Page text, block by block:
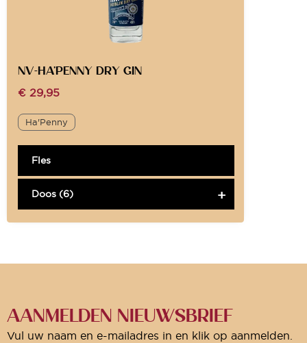
NV-HA’PENNY DRY GIN
€ 29,95
Ha'Penny
Fles
Doos (6)
AANMELDEN NIEUWSBRIEF
Vul uw naam en e-mailadres in en klik op aanmelden.